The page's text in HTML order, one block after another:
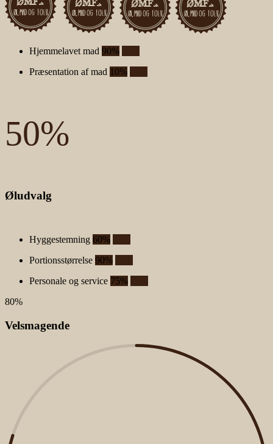
Hjemmelavet mad 90%
Præsentation af mad 10%
50%
Øludvalg
Hyggestemning 60%
Portionsstørrelse 90%
Personale og service 75%
80%
Velsmagende